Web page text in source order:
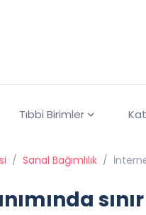
Tıbbi Birimler
/ Sanal Bağımlılık /